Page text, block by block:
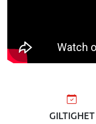
GILTIGHET